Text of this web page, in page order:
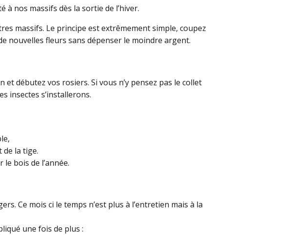
à nos massifs dès la sortie de l’hiver.
massifs. Le principe est extrêmement simple, coupez
nouvelles fleurs sans dépenser le moindre argent.
débutez vos rosiers. Si vous n’y pensez pas le collet
insectes s’installerons.
de la tige.
bois de l’année.
Ce mois ci le temps n’est plus à l’entretien mais à la
une fois de plus :